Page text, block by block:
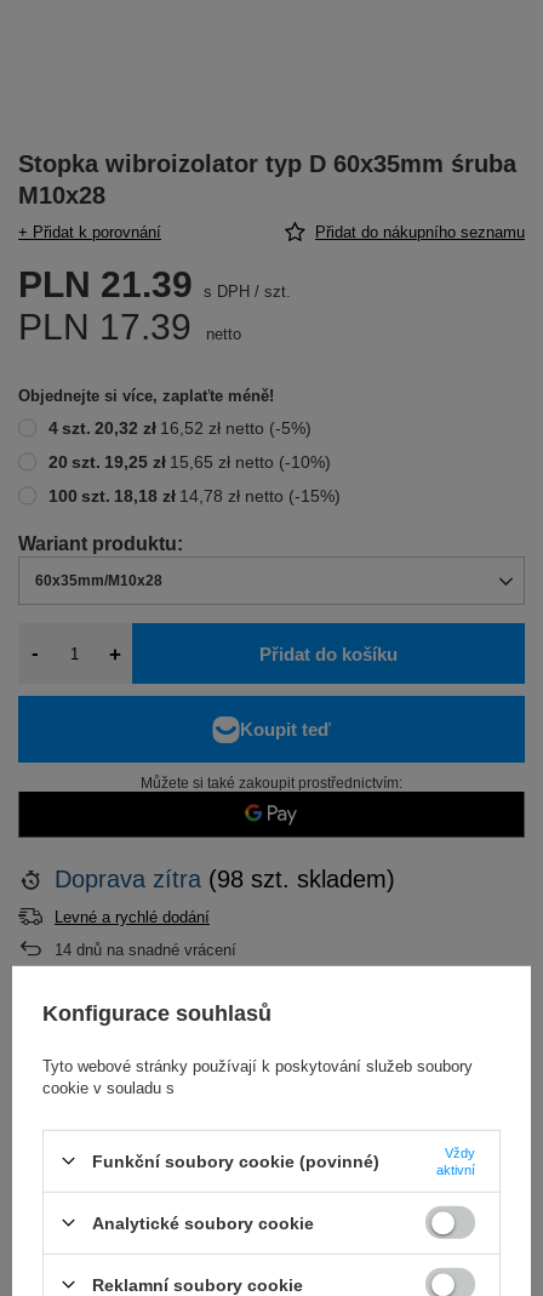
Stopka wibroizolator typ D 60x35mm śruba
M10x28
+ Přidat k porovnání Přidat do nákupního seznamu
60x35mm/M10x28
- + Přidat do košíku
Můžete si také zakoupit prostřednictvím:
PLN 21.39 s DPH / szt.
PLN 17.39 netto
Objednejte si více, zaplaťte méně!
4szt. 20,32 zł 16,52 zł netto (-5%)
20 szt. 19,25 zł 15,65 zł netto (-10%)
100 szt. 18,18 zł 14,78 zł netto (-15%)
Doprava zítra (98 szt. skladem)
Levné a rychlé dodání
14 dnů na snadné vrácení
PODROBNOSTI NA
(0)
OSTATNIO CIĘ
INTERESOWAŁO
Konfigurace souhlasů
Tyto webové stránky používají k poskytování služeb soubory
cookie v souladu s
Funkční soubory cookie (povinné)
Vždy
aktivní
Analytické soubory cookie
Reklamní soubory cookie